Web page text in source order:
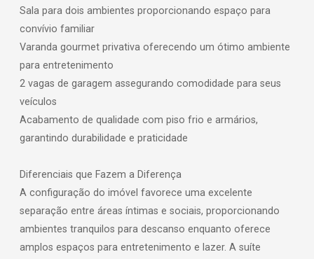
Sala para dois ambientes proporcionando espaço para
convívio familiar
Varanda gourmet privativa oferecendo um ótimo ambiente
para entretenimento
2 vagas de garagem assegurando comodidade para seus
veículos
Acabamento de qualidade com piso frio e armários,
garantindo durabilidade e praticidade
Diferenciais que Fazem a Diferença
A configuração do imóvel favorece uma excelente
separação entre áreas íntimas e sociais, proporcionando
ambientes tranquilos para descanso enquanto oferece
amplos espaços para entretenimento e lazer. A suíte